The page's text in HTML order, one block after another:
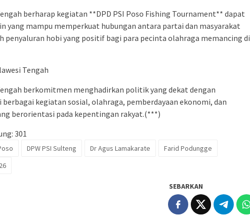
berharap kegiatan **DPD PSI Poso Fishing Tournament** dapat
yang mampu memperkuat hubungan antara partai dan masyarakat
penyaluran hobi yang positif bagi para pecinta olahraga memancing di
Tengah
berkomitmen menghadirkan politik yang dekat dengan
kegiatan sosial, olahraga, pemberdayaan ekonomi, dan
berorientasi pada kepentingan rakyat.(***)
301
DPW PSI Sulteng Dr Agus Lamakarate
Farid Podungge
SEBARKAN